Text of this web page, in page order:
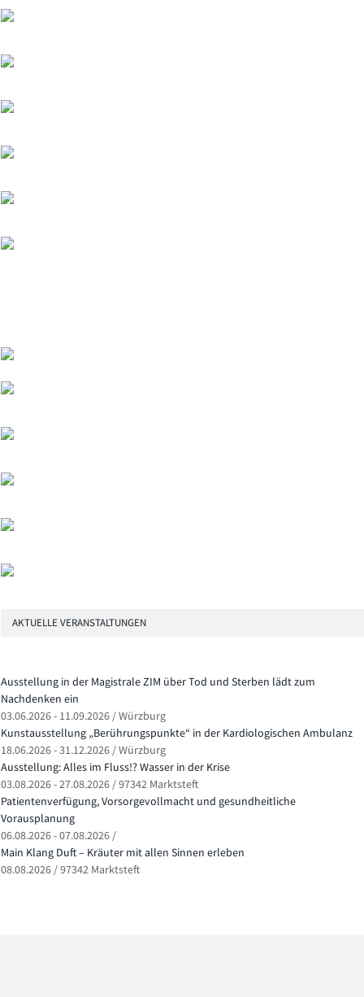
AKTUELLE VERANSTALTUNGEN
Ausstellung in der Magistrale ZIM über Tod und Sterben lädt zum
Nachdenken ein
03.06.2026 - 11.09.2026 / Würzburg
Kunstausstellung „Berührungspunkte“ in der Kardiologischen Ambulanz
18.06.2026 - 31.12.2026 / Würzburg
Ausstellung: Alles im Fluss!? Wasser in der Krise
03.08.2026 - 27.08.2026 / 97342 Marktsteft
Patientenverfügung, Vorsorgevollmacht und gesundheitliche
Vorausplanung
06.08.2026 - 07.08.2026 /
Main Klang Duft – Kräuter mit allen Sinnen erleben
08.08.2026 / 97342 Marktsteft